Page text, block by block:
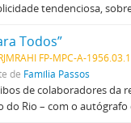
tendenciosa,
Todos”
FP-MPC-A-
de Família Passos
de colaboradores da
do Rio – com o